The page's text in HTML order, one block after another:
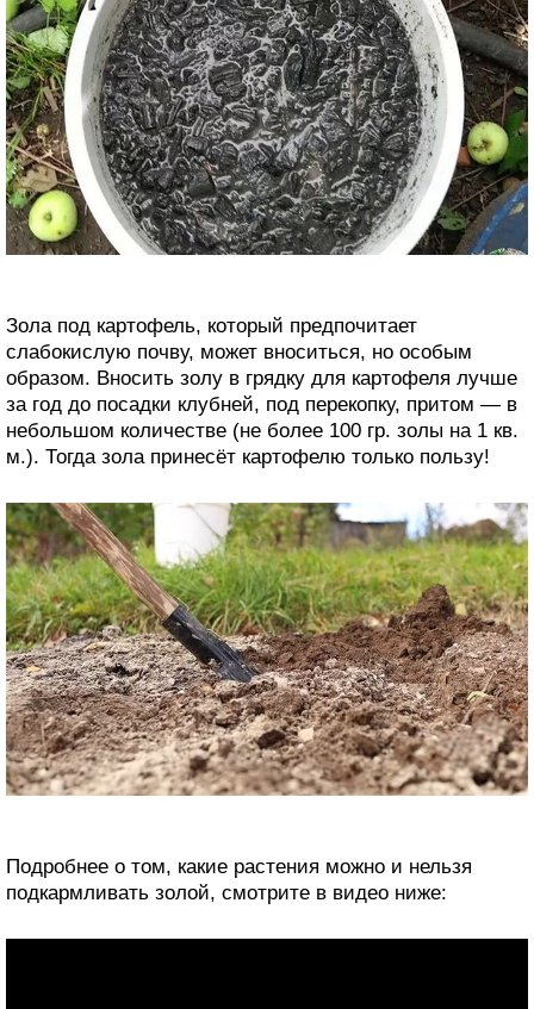
Зола под картофель, который предпочитает
слабокислую почву, может вноситься, но особым
образом. Вносить золу в грядку для картофеля лучше
за год до посадки клубней, под перекопку, притом — в
небольшом количестве (не более 100 гр. золы на 1 кв.
м.). Тогда зола принесёт картофелю только пользу!
Подробнее о том, какие растения можно и нельзя
подкармливать золой, смотрите в видео ниже: